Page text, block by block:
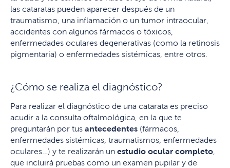
las cataratas pueden aparecer después de un
traumatismo, una inflamación o un tumor intraocular,
accidentes con algunos fármacos o tóxicos,
enfermedades oculares degenerativas (como la retinosis
pigmentaria) o enfermedades sistémicas, entre otros.
¿Cómo se realiza el diagnóstico?
Para realizar el diagnóstico de una catarata es preciso
acudir a la consulta oftalmológica, en la que te
preguntarán por tus antecedentes (fármacos,
enfermedades sistémicas, traumatismos, enfermedades
oculares…) y te realizarán un estudio ocular completo
que incluirá pruebas como un examen pupilar y de